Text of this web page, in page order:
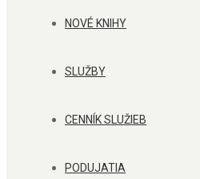
NOVÉ KNIHY
SLUŽBY
CENNÍK SLUŽIEB
PODUJATIA